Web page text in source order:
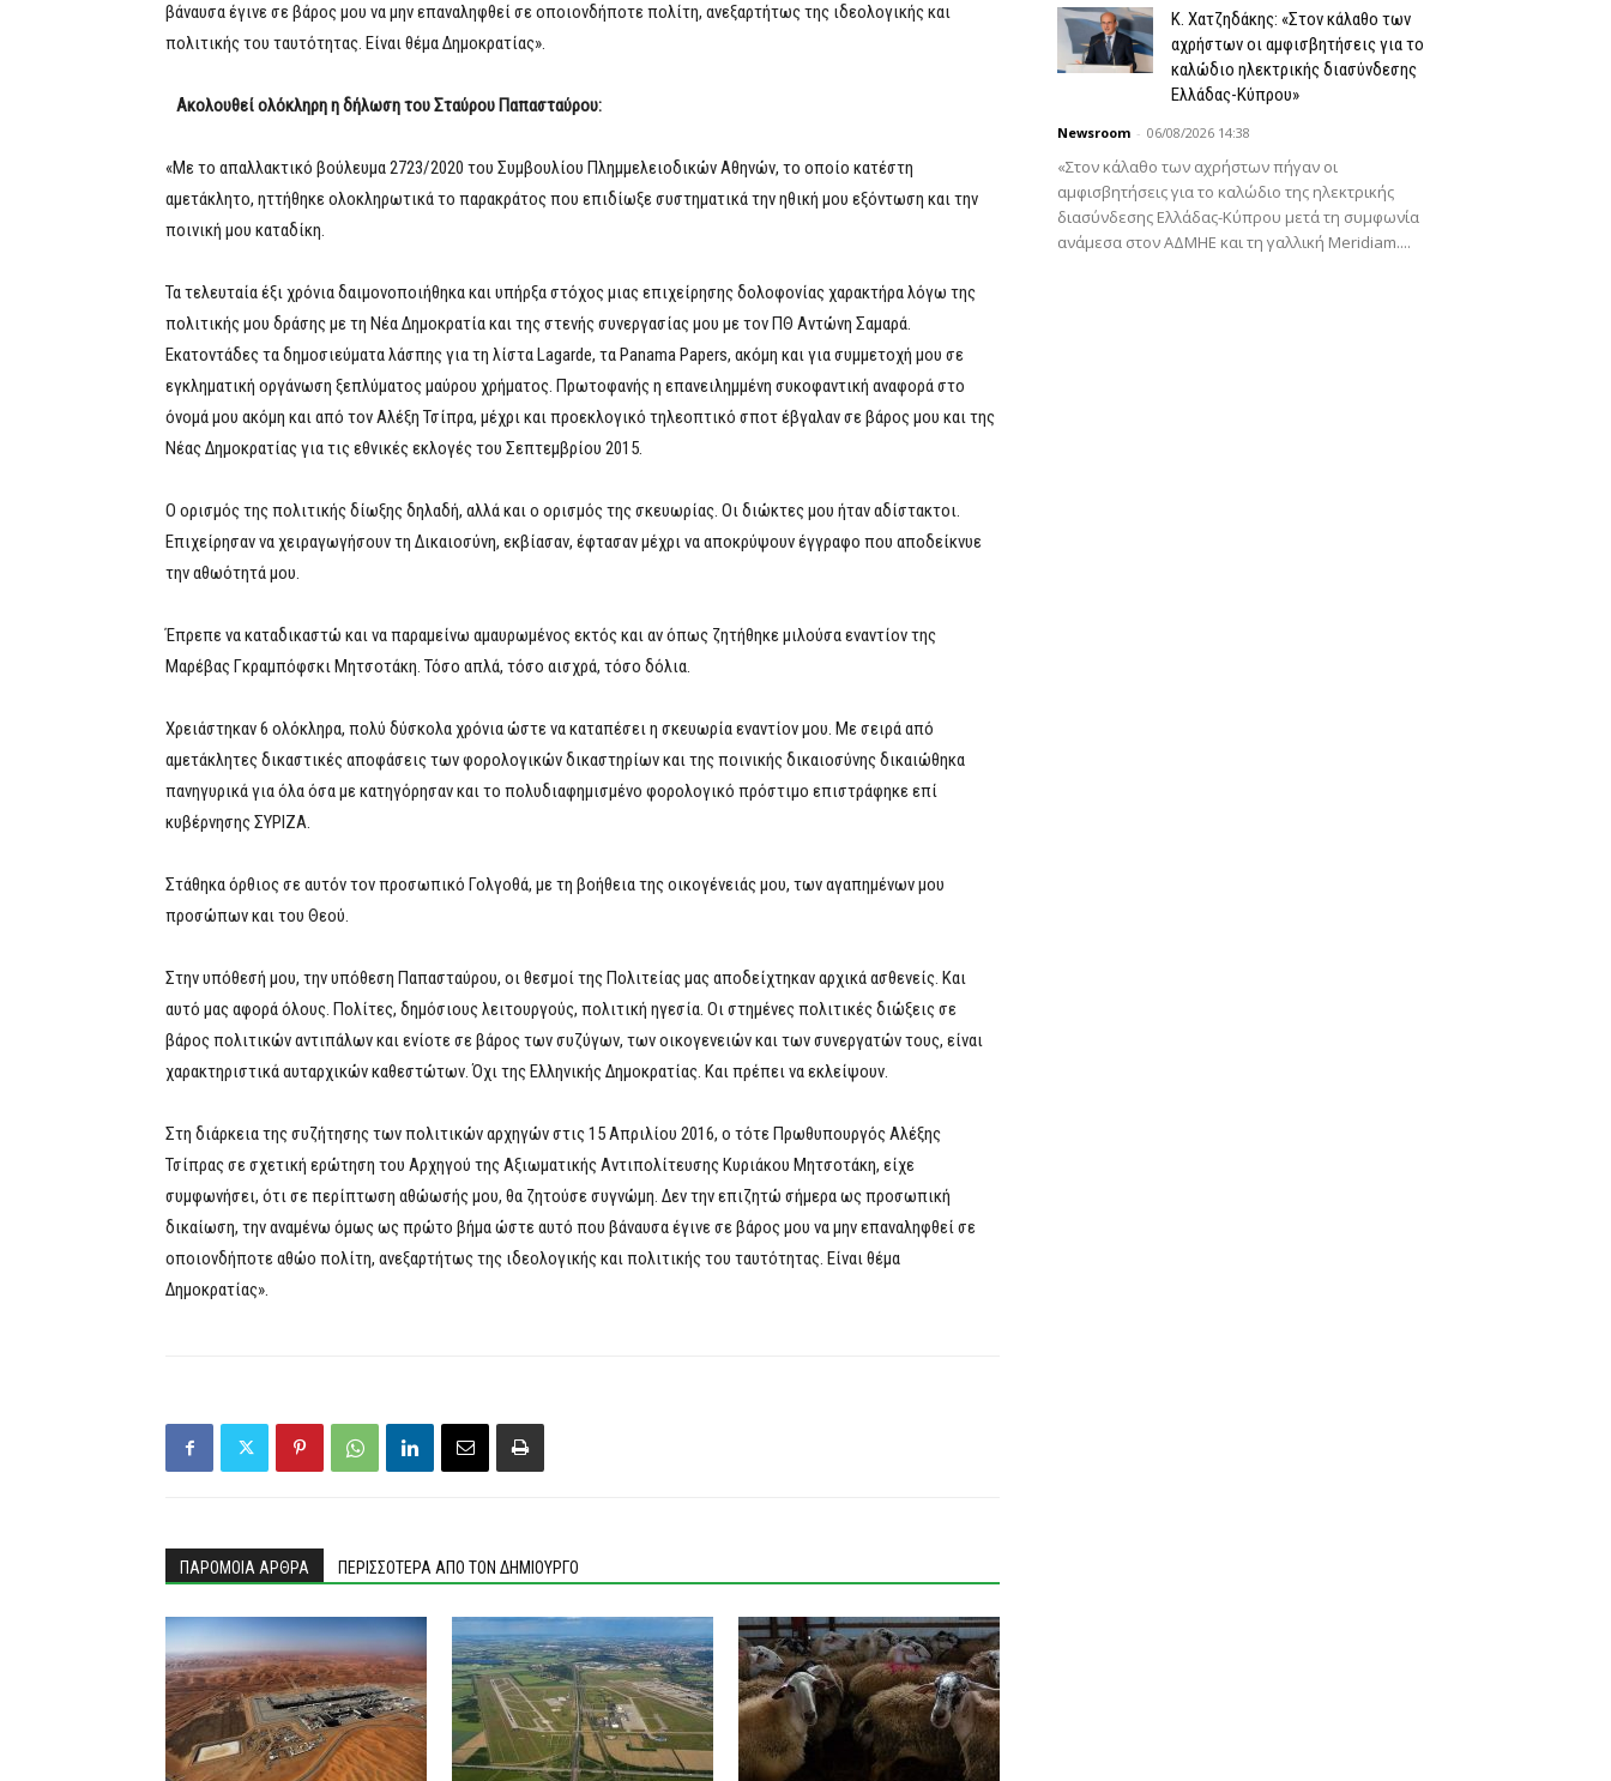
βάναυσα έγινε σε βάρος μου να μην επαναληφθεί σε οποιονδήποτε πολίτη, ανεξαρτήτως της ιδεολογικής και
πολιτικής του ταυτότητας. Είναι θέμα Δημοκρατίας».
Ακολουθεί ολόκληρη η δήλωση του Σταύρου Παπασταύρου:
«Με το απαλλακτικό βούλευμα 2723/2020 του Συμβουλίου Πλημμελειοδικών Αθηνών, το οποίο κατέστη
αμετάκλητο, ηττήθηκε ολοκληρωτικά το παρακράτος που επιδίωξε συστηματικά την ηθική μου εξόντωση και την
ποινική μου καταδίκη.
Τα τελευταία έξι χρόνια δαιμονοποιήθηκα και υπήρξα στόχος μιας επιχείρησης δολοφονίας χαρακτήρα λόγω της
πολιτικής μου δράσης με τη Νέα Δημοκρατία και της στενής συνεργασίας μου με τον ΠΘ Αντώνη Σαμαρά.
Εκατοντάδες τα δημοσιεύματα λάσπης για τη λίστα Lagarde, τα Panama Papers, ακόμη και για συμμετοχή μου σε
εγκληματική οργάνωση ξεπλύματος μαύρου χρήματος. Πρωτοφανής η επανειλημμένη συκοφαντική αναφορά στο
όνομά μου ακόμη και από τον Αλέξη Τσίπρα, μέχρι και προεκλογικό τηλεοπτικό σποτ έβγαλαν σε βάρος μου και της
Νέας Δημοκρατίας για τις εθνικές εκλογές του Σεπτεμβρίου 2015.
Ο ορισμός της πολιτικής δίωξης δηλαδή, αλλά και ο ορισμός της σκευωρίας. Οι διώκτες μου ήταν αδίστακτοι.
Επιχείρησαν να χειραγωγήσουν τη Δικαιοσύνη, εκβίασαν, έφτασαν μέχρι να αποκρύψουν έγγραφο που αποδείκνυε
την αθωότητά μου.
Έπρεπε να καταδικαστώ και να παραμείνω αμαυρωμένος εκτός και αν όπως ζητήθηκε μιλούσα εναντίον της
Μαρέβας Γκραμπόφσκι Μητσοτάκη. Τόσο απλά, τόσο αισχρά, τόσο δόλια.
Χρειάστηκαν 6 ολόκληρα, πολύ δύσκολα χρόνια ώστε να καταπέσει η σκευωρία εναντίον μου. Με σειρά από
αμετάκλητες δικαστικές αποφάσεις των φορολογικών δικαστηρίων και της ποινικής δικαιοσύνης δικαιώθηκα
πανηγυρικά για όλα όσα με κατηγόρησαν και το πολυδιαφημισμένο φορολογικό πρόστιμο επιστράφηκε επί
κυβέρνησης ΣΥΡΙΖΑ.
Στάθηκα όρθιος σε αυτόν τον προσωπικό Γολγοθά, με τη βοήθεια της οικογένειάς μου, των αγαπημένων μου
προσώπων και του Θεού.
Στην υπόθεσή μου, την υπόθεση Παπασταύρου, οι θεσμοί της Πολιτείας μας αποδείχτηκαν αρχικά ασθενείς. Και
αυτό μας αφορά όλους. Πολίτες, δημόσιους λειτουργούς, πολιτική ηγεσία. Οι στημένες πολιτικές διώξεις σε
βάρος πολιτικών αντιπάλων και ενίοτε σε βάρος των συζύγων, των οικογενειών και των συνεργατών τους, είναι
χαρακτηριστικά αυταρχικών καθεστώτων. Όχι της Ελληνικής Δημοκρατίας. Και πρέπει να εκλείψουν.
Στη διάρκεια της συζήτησης των πολιτικών αρχηγών στις 15 Απριλίου 2016, ο τότε Πρωθυπουργός Αλέξης
Τσίπρας σε σχετική ερώτηση του Αρχηγού της Αξιωματικής Αντιπολίτευσης Κυριάκου Μητσοτάκη, είχε
συμφωνήσει, ότι σε περίπτωση αθώωσής μου, θα ζητούσε συγνώμη. Δεν την επιζητώ σήμερα ως προσωπική
δικαίωση, την αναμένω όμως ως πρώτο βήμα ώστε αυτό που βάναυσα έγινε σε βάρος μου να μην επαναληφθεί σε
οποιονδήποτε αθώο πολίτη, ανεξαρτήτως της ιδεολογικής και πολιτικής του ταυτότητας. Είναι θέμα
Δημοκρατίας».
ΠΑΡΟΜΟΙΑ ΑΡΘΡΑ ΠΕΡΙΣΣΟΤΕΡΑ ΑΠΟ ΤΟΝ ΔΗΜΙΟΥΡΓΟ
Κ. Χατζηδάκης: «Στον κάλαθο των
αχρήστων οι αμφισβητήσεις για το
καλώδιο ηλεκτρικής διασύνδεσης
Ελλάδας-Κύπρου»
Newsroom - 06/08/2026 14:38
«Στον κάλαθο των αχρήστων πήγαν οι
αμφισβητήσεις για το καλώδιο της ηλεκτρικής
διασύνδεσης Ελλάδας-Κύπρου μετά τη συμφωνία
ανάμεσα στον ΑΔΜΗΕ και τη γαλλική Meridiam....